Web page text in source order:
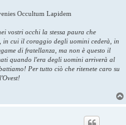
Occultum Lapidem
vostri occhi la stessa paura che
in cui il coraggio degli uomini cederà, in
di fratellanza, ma non è questo il
quando l'era degli uomini arriverà al
Per tutto ciò che ritenete caro su